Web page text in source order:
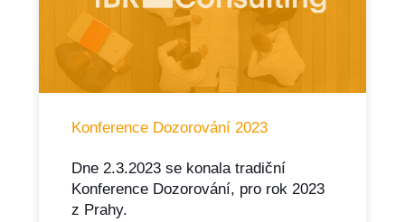
Konference Dozorování 2023
Dne 2.3.2023 se konala tradiční
Konference Dozorování, pro rok 2023
z Prahy.